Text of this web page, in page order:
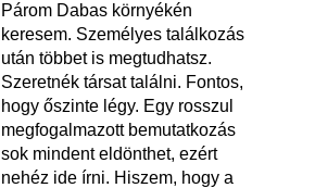
Párom Dabas környékén
keresem. Személyes találkozás
után többet is megtudhatsz.
Szeretnék társat találni. Fontos,
hogy őszinte légy. Egy rosszul
megfogalmazott bemutatkozás
sok mindent eldönthet, ezért
nehéz ide írni. Hiszem, hogy a